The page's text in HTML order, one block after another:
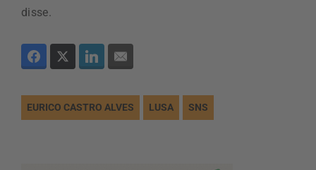
disse.
EURICO CASTRO ALVES LUSA SNS